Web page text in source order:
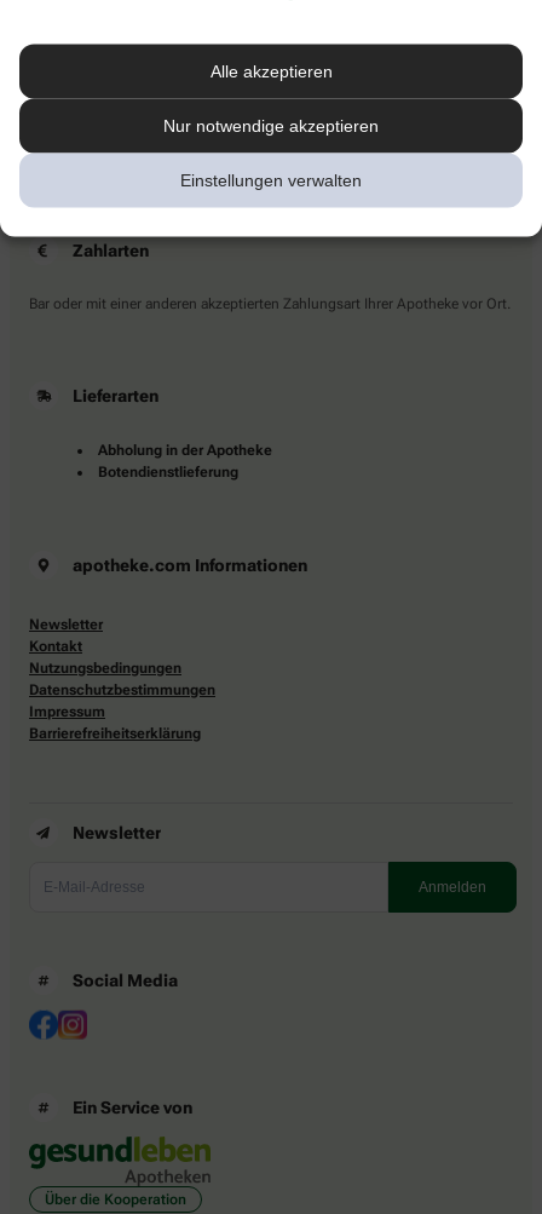
Alle akzeptieren
Nur notwendige akzeptieren
Einstellungen verwalten
Bayenthal-Apotheke
50968 Köln
Kontaktieren Sie uns direkt.
Zahlarten
Bar oder mit einer anderen akzeptierten Zahlungsart Ihrer Apotheke vor Ort.
Lieferarten
Abholung in der Apotheke
Botendienstlieferung
apotheke.com Informationen
Newsletter
Kontakt
Nutzungsbedingungen
Datenschutzbestimmungen
Impressum
Barrierefreiheitserklärung
Newsletter
Social Media
Ein Service von
Über die Kooperation